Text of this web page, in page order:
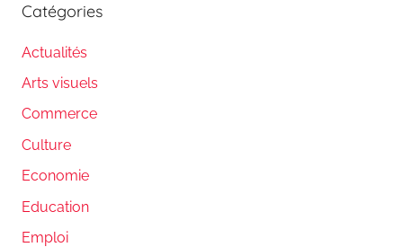
Catégories
Actualités
Arts visuels
Commerce
Culture
Economie
Education
Emploi